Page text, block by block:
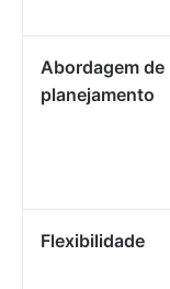
Abordagem de
planejamento
Flexibilidade